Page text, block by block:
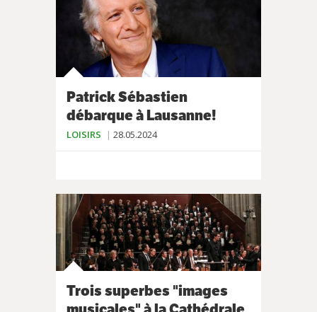
Patrick Sébastien
débarque à Lausanne!
LOISIRS 28.05.2024
Trois superbes "images